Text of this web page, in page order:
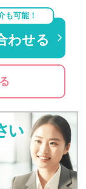
も可能！
わせる